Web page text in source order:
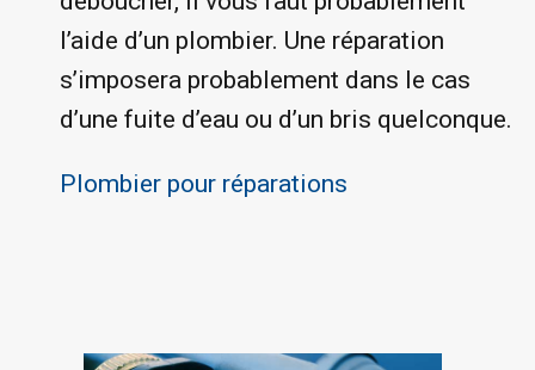
l’aide d’un plombier. Une réparation
s’imposera probablement dans le cas
d’une fuite d’eau ou d’un bris quelconque.
Plombier pour réparations